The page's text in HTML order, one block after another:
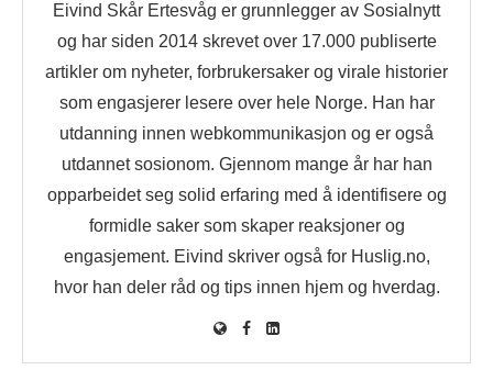
Eivind Skår Ertesvåg er grunnlegger av Sosialnytt
og har siden 2014 skrevet over 17.000 publiserte
artikler om nyheter, forbrukersaker og virale historier
som engasjerer lesere over hele Norge. Han har
utdanning innen webkommunikasjon og er også
utdannet sosionom. Gjennom mange år har han
opparbeidet seg solid erfaring med å identifisere og
formidle saker som skaper reaksjoner og
engasjement. Eivind skriver også for Huslig.no,
hvor han deler råd og tips innen hjem og hverdag.